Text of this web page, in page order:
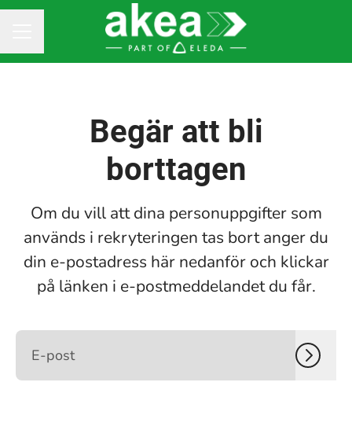
Begär att bli
borttagen
Om du vill att dina personuppgifter som
används i rekryteringen tas bort anger du
din e-postadress här nedanför och klickar
på länken i e-postmeddelandet du får.